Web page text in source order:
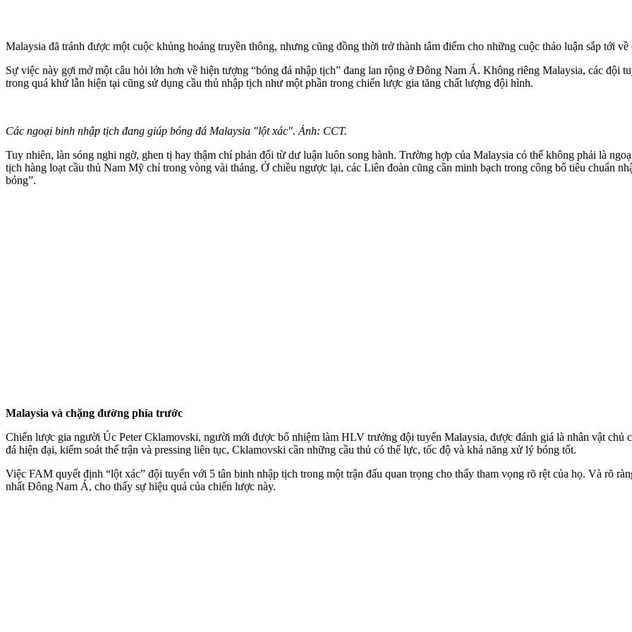
Malaysia đã tránh được một cuộc khủng hoảng truyền thông, nhưng cũng đồng thời trở thành tâm điểm cho những cuộc thảo luận sắp tới
Sự việc này gợi mở một câu hỏi lớn hơn về hiện tượng “bóng đá nhập tịch” đang lan rộng ở Đông Nam Á. Không riêng Malaysia, các đội
trong quá khứ lẫn hiện tại cũng sử dụng cầu thủ nhập tịch như một phần trong chiến lược gia tăng chất lượng đội hình.
Các ngoại binh nhập tịch đang giúp bóng đá Malaysia "lột xác". Ảnh: CCT.
Tuy nhiên, làn sóng nghi ngờ, ghen tị hay thậm chí phản đối từ dư luận luôn song hành. Trường hợp của Malaysia có thể không phải là
tịch hàng loạt cầu thủ Nam Mỹ chỉ trong vòng vài tháng. Ở chiều ngược lại, các Liên đoàn cũng cần minh bạch trong công bố tiêu chuẩn
bóng”.
Malaysia và chặng đường phía trước
Chiến lược gia người Úc Peter Cklamovski, người mới được bổ nhiệm làm HLV trưởng đội tuyển Malaysia, được đánh giá là nhân vật chủ
đá hiện đại, kiểm soát thế trận và pressing liên tục, Cklamovski cần những cầu thủ có thể lực, tốc độ và khả năng xử lý bóng tốt.
Việc FAM quyết định “lột xác” đội tuyển với 5 tân binh nhập tịch trong một trận đấu quan trọng cho thấy tham vọng rõ rệt của họ. Và rõ
nhất Đông Nam Á, cho thấy sự hiệu quả của chiến lược này.